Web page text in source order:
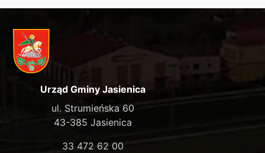
Urząd Gminy Jasienica
ul. Strumieńska 60
43-385 Jasienica
33 472 62 00